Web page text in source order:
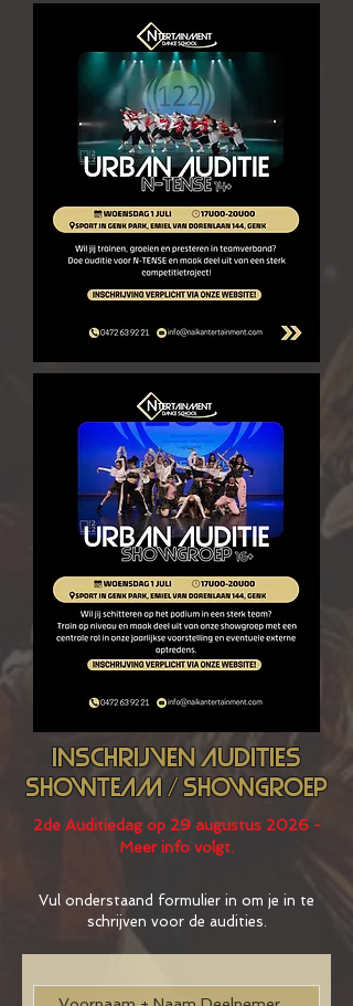
inschrijven audities
showteam / showgroep
2de Auditiedag op 29 augustus 2026 -
Meer info volgt.
Vul onderstaand formulier in om je in te
schrijven voor de audities.